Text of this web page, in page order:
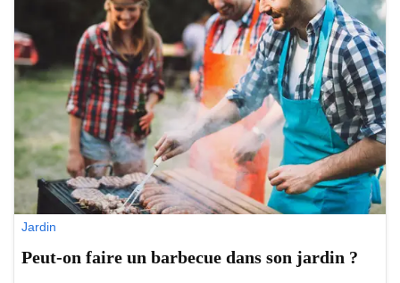
Jardin
Peut-on faire un barbecue dans son jardin ?